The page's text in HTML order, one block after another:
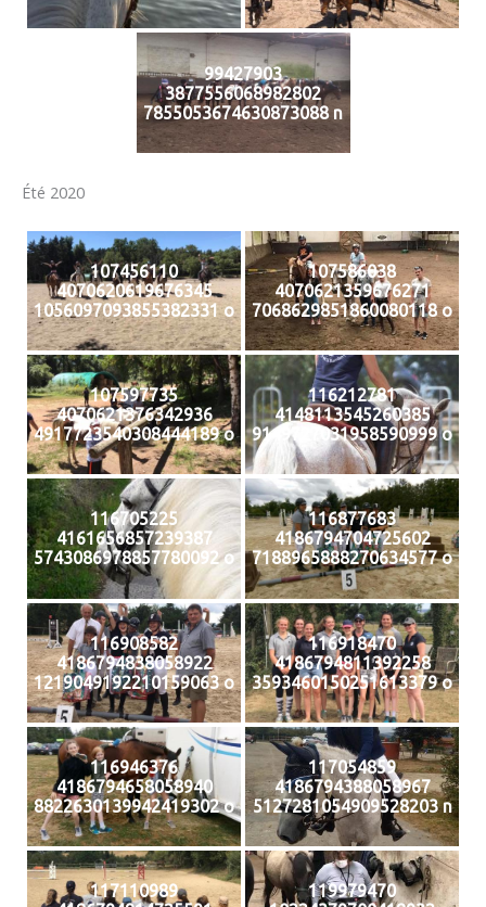
99427903
3877556068982802
7855053674630873088 n
Été 2020
107456110
4070620619676345
1056097093855382331 o
107586038
4070621359676271
7068629851860080118 o
107597735
4070621376342936
4917723540308444189 o
116212781
4148113545260385
9149727031958590999 o
116705225
4161656857239387
5743086978857780092 o
116877683
4186794704725602
7188965888270634577 o
116908582
4186794838058922
1219049192210159063 o
116918470
4186794811392258
3593460150251613379 o
116946376
4186794658058940
8822630139942419302 o
117054859
4186794388058967
5127281054909528203 n
117110989
119979470